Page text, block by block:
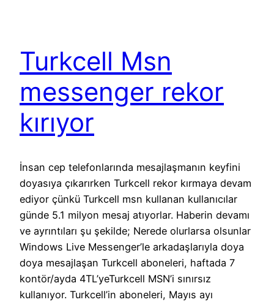
Turkcell Msn
messenger rekor
kırıyor
İnsan cep telefonlarında mesajlaşmanın keyfini
doyasıya çıkarırken Turkcell rekor kırmaya devam
ediyor çünkü Turkcell msn kullanan kullanıcılar
günde 5.1 milyon mesaj atıyorlar. Haberin devamı
ve ayrıntıları şu şekilde; Nerede olurlarsa olsunlar
Windows Live Messenger’le arkadaşlarıyla doya
doya mesajlaşan Turkcell aboneleri, haftada 7
kontör/ayda 4TL’yeTurkcell MSN’i sınırsız
kullanıyor. Turkcell’in aboneleri, Mayıs ayı